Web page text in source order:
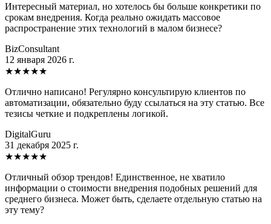
Интересный материал, но хотелось бы больше конкретики по
срокам внедрения. Когда реально ожидать массовое
распространение этих технологий в малом бизнесе?
BizConsultant
12 января 2026 г.
★★★★★
Отлично написано! Регулярно консультирую клиентов по
автоматизации, обязательно буду ссылаться на эту статью. Все
тезисы четкие и подкреплены логикой.
DigitalGuru
31 декабря 2025 г.
★★★★★
Отличный обзор трендов! Единственное, не хватило
информации о стоимости внедрения подобных решений для
среднего бизнеса. Может быть, сделаете отдельную статью на
эту тему?